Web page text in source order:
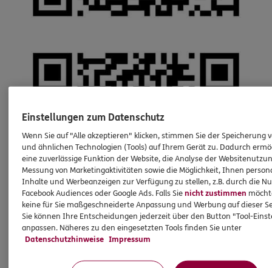
Einstellungen zum Datenschutz
Wenn Sie auf "Alle akzeptieren" klicken, stimmen Sie der Speicherung
und ähnlichen Technologien (Tools) auf Ihrem Gerät zu. Dadurch
eine zuverlässige Funktion der Website, die Analyse der
Messung von Marketingaktivitäten sowie die Möglichkeit, Ihnen
Inhalte und Werbeanzeigen zur Verfügung zu stellen, z.B. durch die
Facebook Audiences oder Google Ads. Falls Sienicht zustimmen
keine für Sie maßgeschneiderte Anpassung und Werbung auf dieser
Sie können Ihre Entscheidungen jederzeit über den Button "Tool-
anpassen. Näheres zu den eingesetzten Tools finden Sie unter
Datenschutzhinweise Impressum